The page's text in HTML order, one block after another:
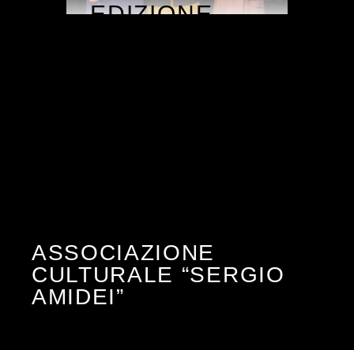
EDIZIONE
ASSOCIAZIONE
CULTURALE “SERGIO
AMIDEI”